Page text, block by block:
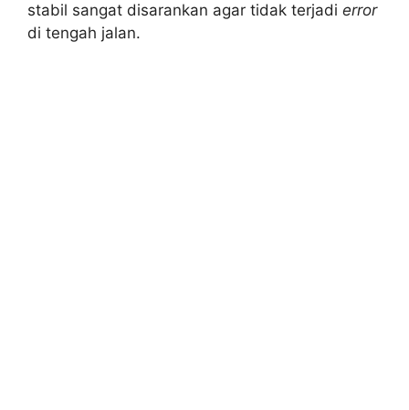
stabil sangat disarankan agar tidak terjadi error
di tengah jalan.